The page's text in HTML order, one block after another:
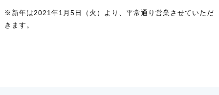
※新年は2021年1月5日（火）より、平常通り営業させていただ
きます。